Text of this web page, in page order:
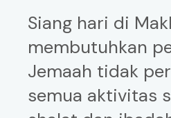
Siang hari di
membutuhkan
Jemaah tidak
semua aktivitas